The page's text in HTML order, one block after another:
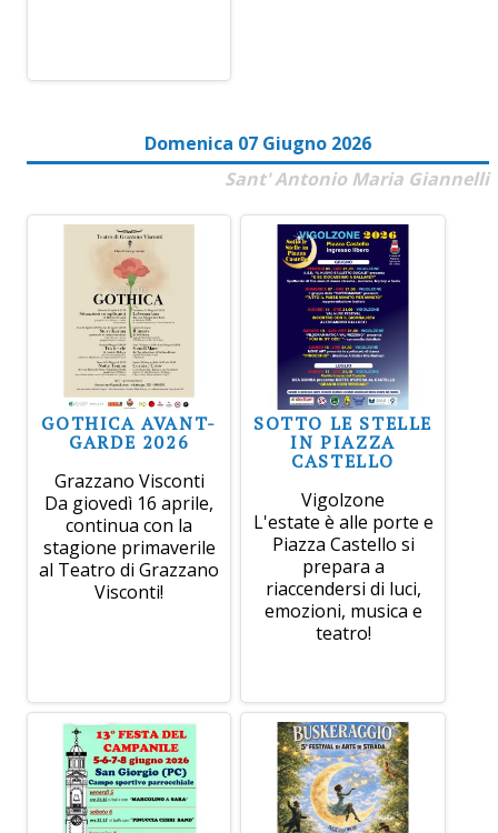
Domenica 07 Giugno 2026
Sant' Antonio Maria Giannelli
GOTHICA AVANT-
GARDE 2026
Grazzano Visconti
Da giovedì 16 aprile,
continua con la
stagione primaverile
al Teatro di Grazzano
Visconti!
SOTTO LE STELLE
IN PIAZZA
CASTELLO
Vigolzone
L'estate è alle porte e
Piazza Castello si
prepara a
riaccendersi di luci,
emozioni, musica e
teatro!